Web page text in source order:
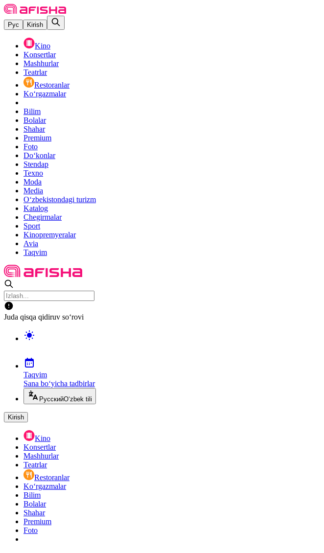
Рус Kirish
Kino
Konsertlar
Mashhurlar
Teatrlar
Restoranlar
Ko‘rgazmalar
Bilim
Bolalar
Shahar
Premium
Foto
Do‘konlar
Stendap
Texno
Moda
Media
O‘zbekistondagi turizm
Katalog
Chegirmalar
Sport
Kinopremyeralar
Avia
Taqvim
Juda qisqa qidiruv so‘rovi
Taqvim
Sana bo‘yicha tadbirlar
РусскийO‘zbek tili
Kirish
Kino
Konsertlar
Mashhurlar
Teatrlar
Restoranlar
Ko‘rgazmalar
Bilim
Bolalar
Shahar
Premium
Foto